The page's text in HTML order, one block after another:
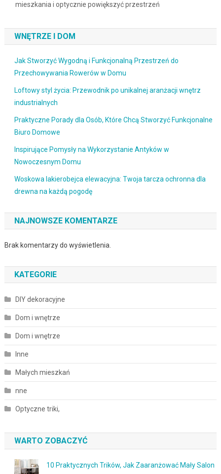
mieszkania i optycznie powiększyć przestrzeń
WNĘTRZE I DOM
Jak Stworzyć Wygodną i Funkcjonalną Przestrzeń do
Przechowywania Rowerów w Domu
Loftowy styl życia: Przewodnik po unikalnej aranżacji wnętrz
industrialnych
Praktyczne Porady dla Osób, Które Chcą Stworzyć Funkcjonalne
Biuro Domowe
Inspirujące Pomysły na Wykorzystanie Antyków w
Nowoczesnym Domu
Woskowa lakierobejca elewacyjna: Twoja tarcza ochronna dla
drewna na każdą pogodę
NAJNOWSZE KOMENTARZE
Brak komentarzy do wyświetlenia.
KATEGORIE
DIY dekoracyjne
Dom i wnętrze
Dom i wnętrze
Inne
Małych mieszkań
nne
Optyczne triki,
WARTO ZOBACZYĆ
10 Praktycznych Trików, Jak Zaaranżować Mały Salon